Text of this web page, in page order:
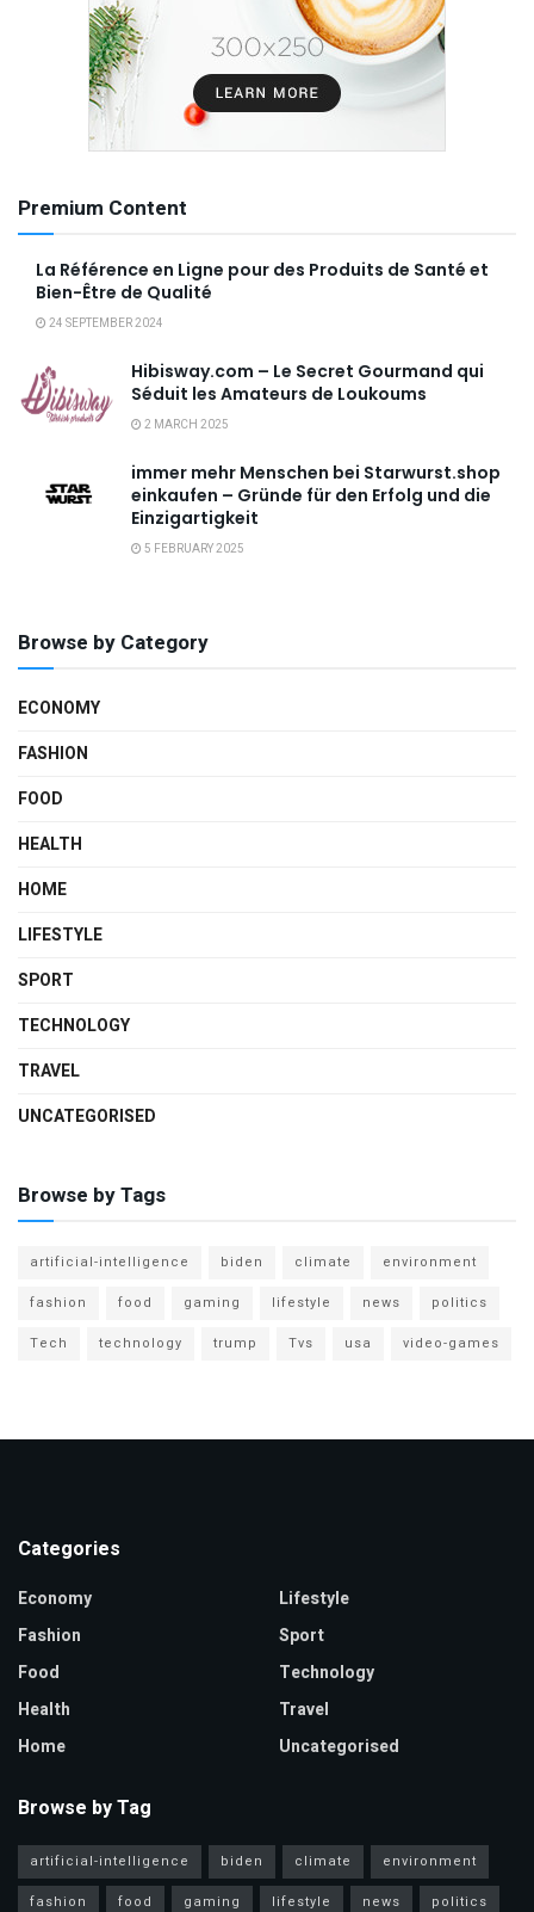
Premium Content
La Référence en Ligne pour des Produits de Santé et
Bien-Être de Qualité
24 SEPTEMBER 2024
Hibisway.com – Le Secret Gourmand qui
Séduit les Amateurs de Loukoums
2 MARCH 2025
immer mehr Menschen bei Starwurst.shop
einkaufen – Gründe für den Erfolg und die
Einzigartigkeit
5 FEBRUARY 2025
Browse by Category
ECONOMY
FASHION
FOOD
HEALTH
HOME
LIFESTYLE
SPORT
TECHNOLOGY
TRAVEL
UNCATEGORISED
Browse by Tags
artificial-intelligence biden climate
environment
fashion
food gaming lifestyle news
politics
Tech
technology trump Tvs usa video-games
Categories
Economy
Fashion
Food
Health
Home
Lifestyle
Sport
Technology
Travel
Uncategorised
Browse by Tag
artificial-intelligence biden climate
environment
fashion
food gaming lifestyle news politics